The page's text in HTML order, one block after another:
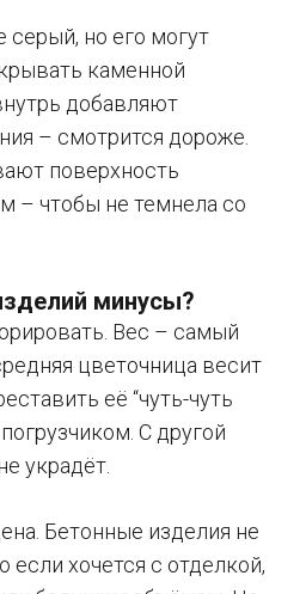
серый, но его могут
каменной
добавляют
– смотрится дороже.
поверхность
– чтобы не темнела со
минусы?
Вес – самый
цветочница весит
её “чуть-чуть
С другой
украдёт.
Бетонные изделия не
хочется с отделкой,